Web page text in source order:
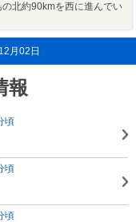
北約90kmを西に進んでい
月02日
報
頃
頃
頃